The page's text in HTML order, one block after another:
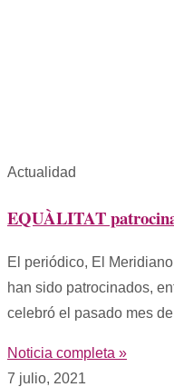
Actualidad
EQUÀLITAT
El periódico, El
han sido patrocinados,
celebró el pasado mes
Noticia completa »
7 julio, 2021